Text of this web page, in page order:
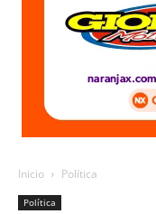
Inicio Política
Política